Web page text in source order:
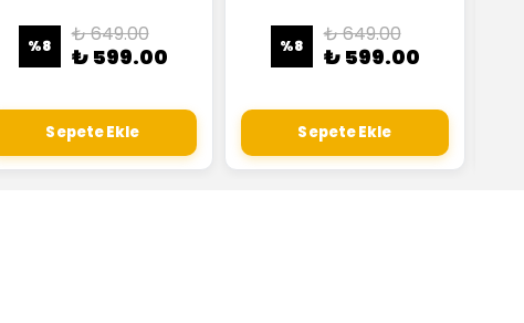
%8 ₺ 649.00
₺ 599.00
Sepete Ekle
%8 ₺ 649.00
₺ 599.00
Sepete Ekle